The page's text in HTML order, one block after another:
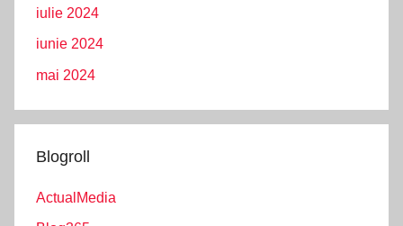
iulie 2024
iunie 2024
mai 2024
Blogroll
ActualMedia